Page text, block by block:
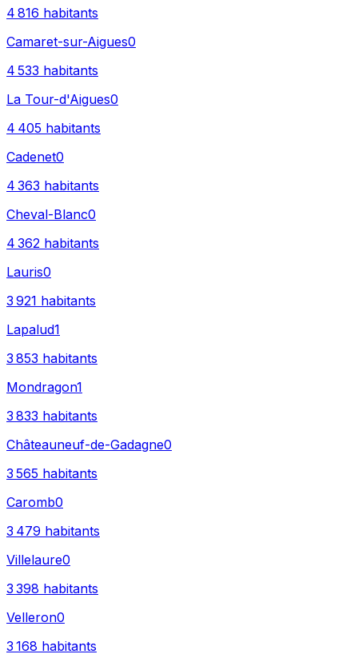
4 816 habitants
Camaret-sur-Aigues0
4 533 habitants
La Tour-d'Aigues0
4 405 habitants
Cadenet0
4 363 habitants
Cheval-Blanc0
4 362 habitants
Lauris0
3 921 habitants
Lapalud1
3 853 habitants
Mondragon1
3 833 habitants
Châteauneuf-de-Gadagne0
3 565 habitants
Caromb0
3 479 habitants
Villelaure0
3 398 habitants
Velleron0
3 168 habitants